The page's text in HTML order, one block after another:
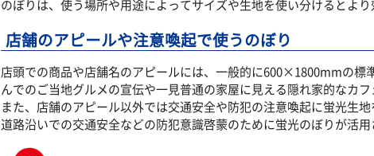
のぼりは、使う場所や用途によってサイズや生地を使い分けるとよ
店舗のアピールや注意喚起で使うのぼり
店頭での商品や店舗名のアピールには、一般的に600×1800mmの標
んでのご当地グルメの宣伝や一見普通の家屋に見える隠れ家的なカ
また、店舗のアピール以外では交通安全や防犯の注意喚起に蛍光生
道路沿いでの交通安全などの防犯意識啓蒙のために蛍光のぼりが活